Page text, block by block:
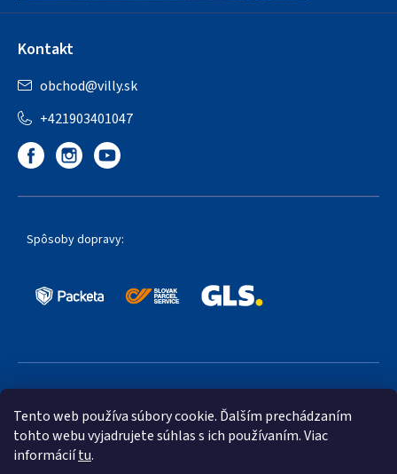
Tento web používa súbory cookie. Ďalším prechádzaním
tohto webu vyjadrujete súhlas s ich používaním. Viac
informáciítu.
Kontakt
obchod@villy.sk
+421903401047
Spôsoby dopravy:
Obľúbené spôsoby platby: